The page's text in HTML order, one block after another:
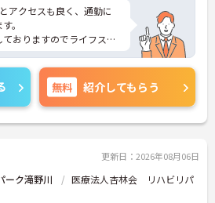
アクセスも良く、通勤に
。
おりますのでライフステ
お問い合わせ下さいま
無料 紹介してもらう
更新日：2026年08月06日
ク滝野川
医療法人杏林会 リハビリパ